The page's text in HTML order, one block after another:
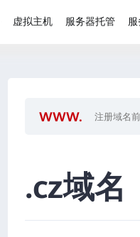
虚拟主机 服务器托管
.cz域名